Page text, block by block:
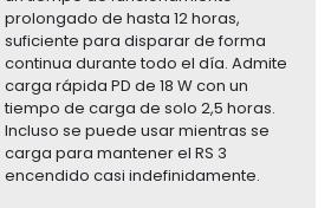
prolongado de hasta 12 horas,
suficiente para disparar de forma
continua durante todo el día. Admite
carga rápida PD de 18 W con un
tiempo de carga de solo 2,5 horas.
Incluso se puede usar mientras se
carga para mantener el RS 3
encendido casi indefinidamente.